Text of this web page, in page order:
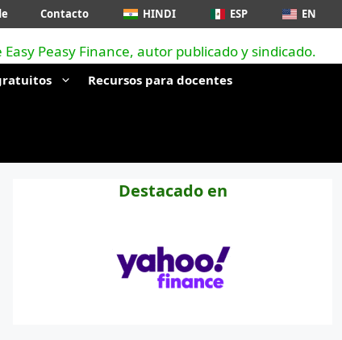
Contacto HINDI ESP EN
Recursos para docentes
Destacado en